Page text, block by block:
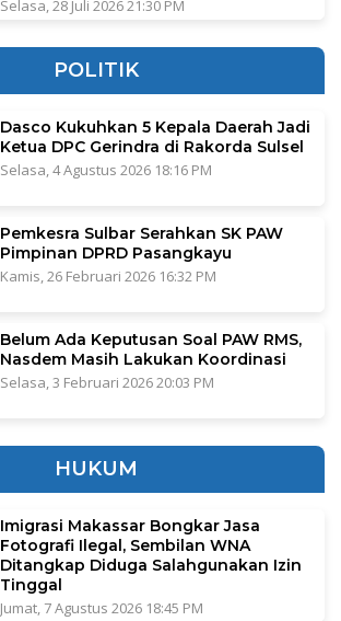
Selasa, 28 Juli 2026 21:30 PM
POLITIK
Dasco Kukuhkan 5 Kepala Daerah Jadi
Ketua DPC Gerindra di Rakorda Sulsel
Selasa, 4 Agustus 2026 18:16 PM
Pemkesra Sulbar Serahkan SK PAW
Pimpinan DPRD Pasangkayu
Kamis, 26 Februari 2026 16:32 PM
Belum Ada Keputusan Soal PAW RMS,
Nasdem Masih Lakukan Koordinasi
Selasa, 3 Februari 2026 20:03 PM
HUKUM
Imigrasi Makassar Bongkar Jasa
Fotografi Ilegal, Sembilan WNA
Ditangkap Diduga Salahgunakan Izin
Tinggal
Jumat, 7 Agustus 2026 18:45 PM